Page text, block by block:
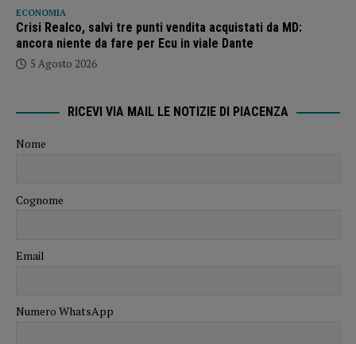
ECONOMIA
Crisi Realco, salvi tre punti vendita acquistati da MD:
ancora niente da fare per Ecu in viale Dante
5 Agosto 2026
RICEVI VIA MAIL LE NOTIZIE DI PIACENZA
Nome
Cognome
Email
Numero WhatsApp